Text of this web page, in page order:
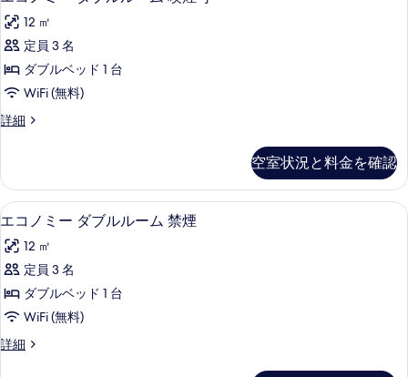
真
を
表
示
る
ム
喫
煙
可
の
て
の
写
真
を
表
す
ル
ル
ム
喫
可
コ
ノ
ミ
ー
ブ
ル
ー
ム
喫
煙
可
の
す
12 ㎡
定員 3 名
ダブルベッド 1 台
WiFi (無料)
詳細
エ
ー
ダ
ブ
ル
ー
喫
煙
の
空室状況と料金を確認
エ
コ
ノ
ミ
ー
ブ
デスク、アイロン / アイロン台、
15
エコノミー ダブルルーム 禁煙
12 ㎡
定員 3 名
ダブルベッド 1 台
WiFi (無料)
詳細
エ